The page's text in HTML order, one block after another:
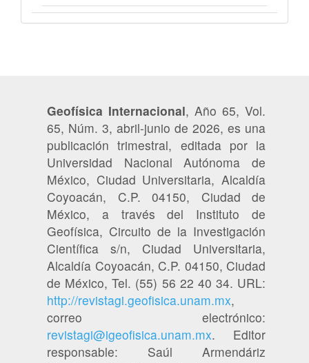
Geofísica Internacional, Año 65, Vol.
65, Núm. 3, abril-junio de 2026, es una
publicación trimestral, editada por la
Universidad Nacional Autónoma de
México, Ciudad Universitaria, Alcaldía
Coyoacán, C.P. 04150, Ciudad de
México, a través del Instituto de
Geofísica, Circuito de la Investigación
Científica s/n, Ciudad Universitaria,
Alcaldía Coyoacán, C.P. 04150, Ciudad
de México, Tel. (55) 56 22 40 34. URL:
http://revistagi.geofisica.unam.mx,
correo electrónico:
revistagi@igeofisica.unam.mx. Editor
responsable: Saúl Armendáriz